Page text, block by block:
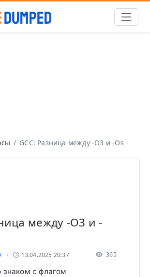
GCC: Разница между -O3 и -Os
между -O3 и -
• 13.04.2025 20:37 365
знаком с флагом